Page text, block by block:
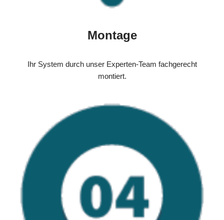
Montage
Ihr System durch unser Experten-Team fachgerecht
montiert.